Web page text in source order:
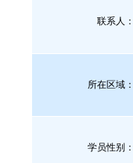
联系人：
所在区域：
学员性别：